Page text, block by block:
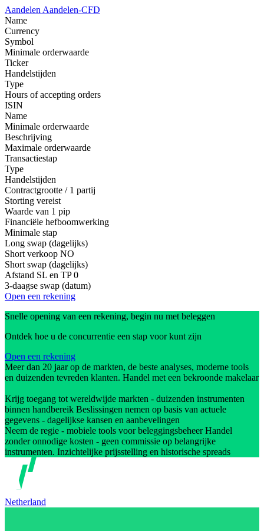
Aandelen Aandelen-CFD
Name
Currency
Symbol
Minimale orderwaarde
Ticker
Handelstijden
Type
Hours of accepting orders
ISIN
Name
Minimale orderwaarde
Beschrijving
Maximale orderwaarde
Transactiestap
Type
Handelstijden
Contractgrootte / 1 partij
Storting vereist
Waarde van 1 pip
Financiële hefboomwerking
Minimale stap
Long swap (dagelijks)
Short verkoop NO
Short swap (dagelijks)
Afstand SL en TP 0
3-daagse swap (datum)
Open een rekening
Snelle opening van een rekening, begin nu met beleggen
Ontdek hoe u de concurrentie een stap voor kunt zijn
Open een rekening
Meer dan 20 jaar op de markten, de beste analyses, moderne tools
en duizenden tevreden klanten. Handel met een bekroonde makelaar
Krijg toegang tot wereldwijde markten - duizenden instrumenten
binnen handbereik Beslissingen nemen op basis van actuele
gegevens - dagelijkse kansen en aanbevelingen
Neem de regie - mobiele tools voor beleggingsbeheer Handel
zonder onnodige kosten - geen commissie op belangrijke
instrumenten. Inzichtelijke prijsstelling en historische spreads
Netherland